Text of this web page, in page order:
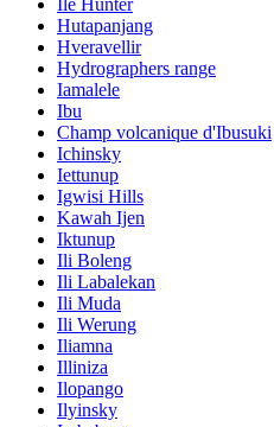
Hutapanjang
Hveravellir
Hydrographers range
Iamalele
Ibu
Champ volcanique d'Ibusuki
Ichinsky
Iettunup
Igwisi Hills
Kawah Ijen
Iktunup
Ili Boleng
Ili Labalekan
Ili Muda
Ili Werung
Iliamna
Illiniza
Ilopango
Ilyinsky